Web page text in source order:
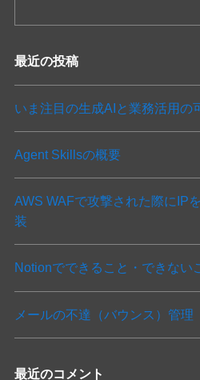
最近の投稿
いま注目の生成AIと業務活用の
Agent Skillsの概要
AWS WAFで攻撃された際にIP
装
Notionでできること・できない
メールの不達（バウンス）管理
最近のコメント